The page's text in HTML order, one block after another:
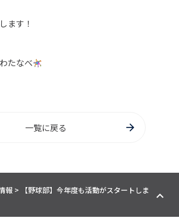
ます！
たなべ
一覧に戻る
報 >
【野球部】今年度も活動がスタートしま